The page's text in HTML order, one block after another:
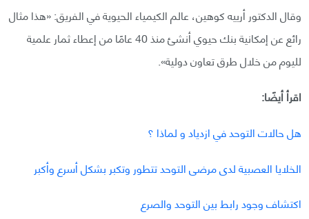
وقال الدكتور أرييه كوهين، عالم الكيمياء الحيوية في الفريق: «هذا مثال
رائع عن إمكانية بنك حيوي أنشئ منذ 40 عامًا من إعطاء ثمار علمية
لليوم من خلال طرق تعاون دولية».
اقرأ أيضًا:
هل حالات التوحد في ازدياد و لماذا ؟
الخلايا العصبية لدى مرضى التوحد تتطور وتكبر بشكل أسرع وأكبر
اكتشاف وجود رابط بين التوحد والصرع